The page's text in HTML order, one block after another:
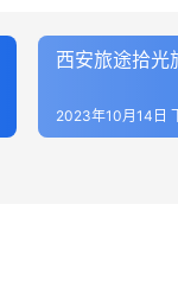
西安旅途拾光
2023年10月14日